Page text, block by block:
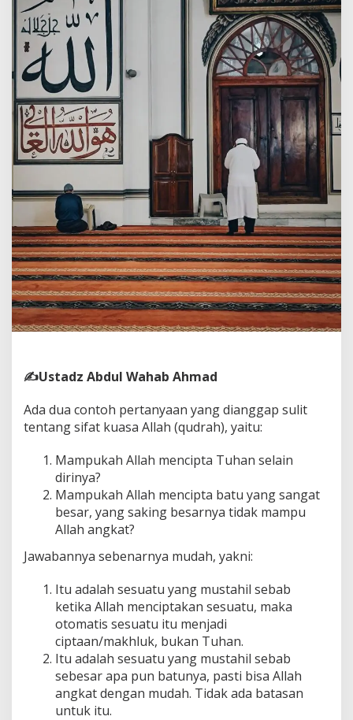
✍️Ustadz Abdul Wahab Ahmad
Ada dua contoh pertanyaan yang dianggap sulit
tentang sifat kuasa Allah (qudrah), yaitu:
Mampukah Allah mencipta Tuhan selain
dirinya?
Mampukah Allah mencipta batu yang sangat
besar, yang saking besarnya tidak mampu
Allah angkat?
Jawabannya sebenarnya mudah, yakni:
Itu adalah sesuatu yang mustahil sebab
ketika Allah menciptakan sesuatu, maka
otomatis sesuatu itu menjadi
ciptaan/makhluk, bukan Tuhan.
Itu adalah sesuatu yang mustahil sebab
sebesar apa pun batunya, pasti bisa Allah
angkat dengan mudah. Tidak ada batasan
untuk itu.